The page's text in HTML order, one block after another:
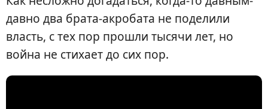
давно два брата-акробата не поделили
власть, с тех пор прошли тысячи лет, но
война не стихает до сих пор.